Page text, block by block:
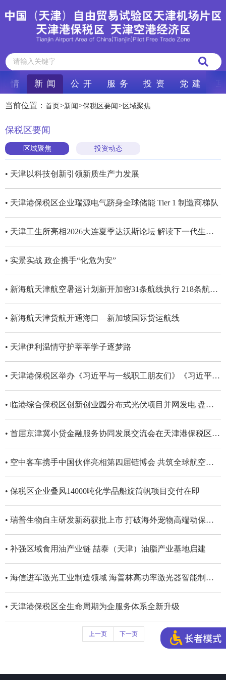
情 新 闻 公 开 服 务 投 资 党 建
当前位置： 首页>新闻>保税区要闻> 区域聚焦
保税区要闻
区域聚焦 投资动态
• 天津以科技创新引领新质生产力发展
• 天津港保税区企业瑞源电气跻身全球储能 Tier 1 制造商梯队
• 天津工生所亮相2026大连夏季达沃斯论坛​ 解读下一代生物制造商业化路径
• 实景实战 政企携手“化危为安”
• 新海航天津航空暑运计划新开加密31条航线执行 218条航线 通航117座城市
• 新海航天津货航开通海口—新加坡国际货运航线
• 天津伊利温情守护莘莘学子逐梦路
• 天津港保税区举办《习近平与一线职工朋友们》《习近平走进百姓家》学习交流活动
• 临港综合保税区创新创业园分布式光伏项目并网发电 盘活闲置空间 点亮绿色动能
• 首届京津冀小贷金融服务协同发展交流会在天津港保税区举行
• 空中客车携手中国伙伴亮相第四届链博会 共筑全球航空强韧供应链
• 保税区企业叠风14000吨化学品船旋筒帆项目交付在即
• 瑞普生物自主研发新药获批上市 打破海外宠物高端动保壁垒
• 补强区域食用油产业链 喆泰（天津）油脂产业基地启建
• 海信进军激光工业制造领域 海普林高功率激光器智能制造基地在津投产
• 天津港保税区全生命周期为企服务体系全新升级
上一页 下一页